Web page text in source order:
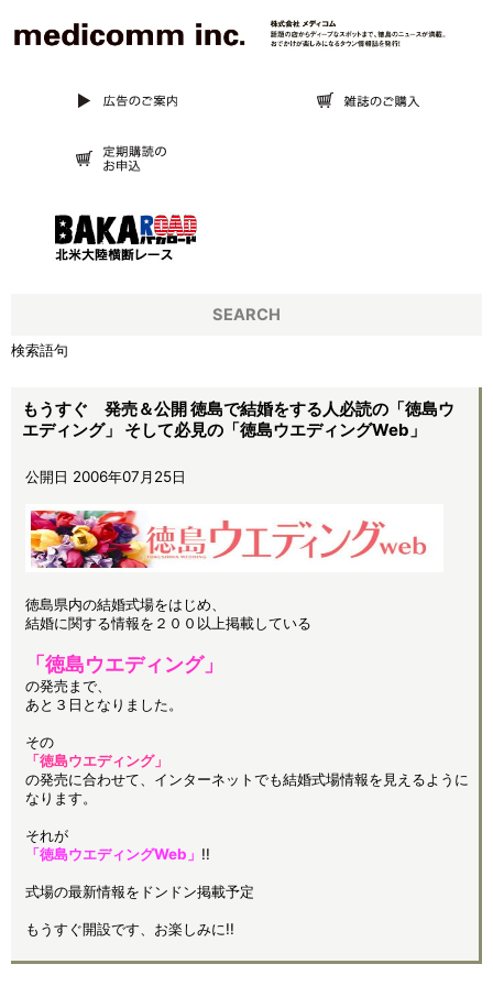
もうすぐ 発売＆公開 徳島で結婚をする人必読の「徳島ウ
エディング」 そして必見の「徳島ウエディングWeb」
公開日 2006年07月25日
徳島県内の結婚式場をはじめ、
結婚に関する情報を２００以上掲載している
「徳島ウエディング」
の発売まで、
あと３日となりました。
その
「徳島ウエディング」
の発売に合わせて、インターネットでも結婚式場情報を見えるように
なります。
それが
「徳島ウエディングWeb」 !!
式場の最新情報をドンドン掲載予定
もうすぐ開設です、お楽しみに!!
SEARCH
検索語句